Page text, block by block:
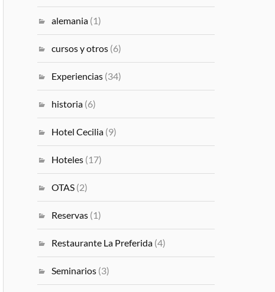
alemania (1)
cursos y otros (6)
Experiencias (34)
historia (6)
Hotel Cecilia (9)
Hoteles (17)
OTAS (2)
Reservas (1)
Restaurante La Preferida (4)
Seminarios (3)